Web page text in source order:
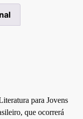
para Jovens
que ocorrerá